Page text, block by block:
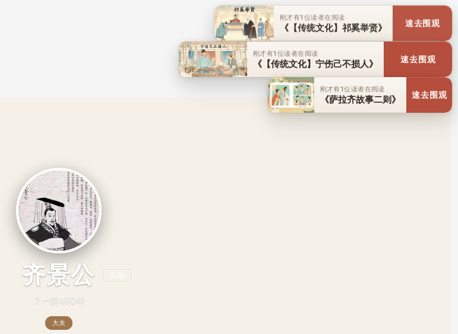
齐景公
？—前490年
大夫
刚才有1位读者在阅读
《【神传文化】扶危济困 心地
善良》
速去围观
刚才有1位读者在阅读
《【神传文化】神奇道人论命
理》
速去围观
刚才有1位读者在阅读
《【神传文化】《颜氏家训》论
“前世今生”》